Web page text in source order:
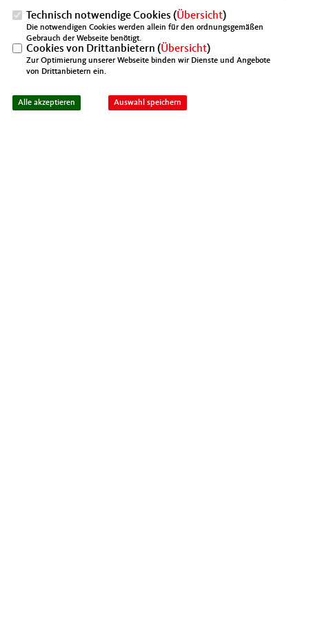
Technisch notwendige Cookies (Übersicht)
Die notwendigen Cookies werden allein für den ordnungsgemäßen
Gebrauch der Webseite benötigt.
Cookies von Drittanbietern (Übersicht)
Zur Optimierung unserer Webseite binden wir Dienste und Angebote
von Drittanbietern ein.
Alle akzeptieren Auswahl speichern